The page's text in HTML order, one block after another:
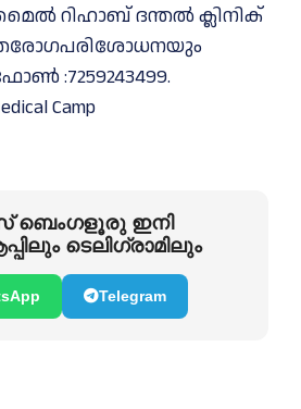
റിഹാബ് ദന്തൽ ക്ലിനിക്
:7259243499.
Camp
ബെംഗളൂരു ഇനി
ടെലിഗ്രാമിലും
Telegram